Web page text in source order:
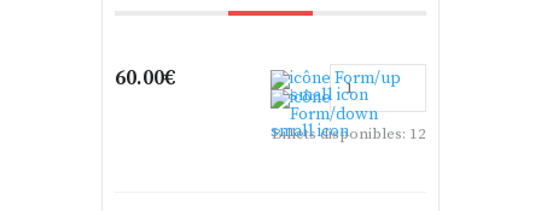
60.00€
Billets disponibles: 12